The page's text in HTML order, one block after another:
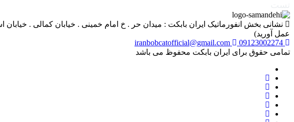
عمل آورید)
09123002274
iranbobcatofficial@gmail.com
تمامی حقوق برای ایران بابکت محفوظ می باشد